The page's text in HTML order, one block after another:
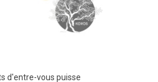
d'entre-vous puisse